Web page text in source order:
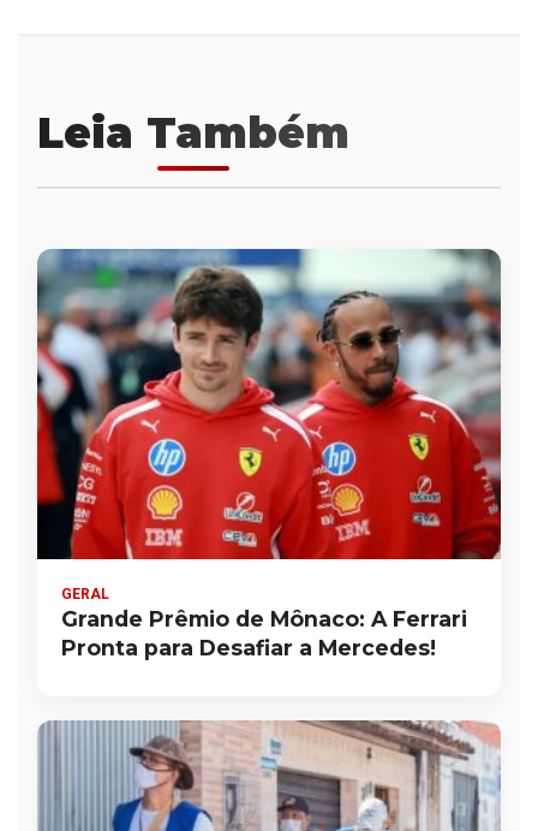
Leia Também
GERAL
Grande Prêmio de Mônaco: A Ferrari
Pronta para Desafiar a Mercedes!